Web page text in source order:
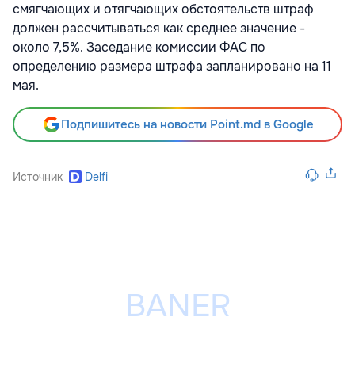
смягчающих и отягчающих обстоятельств штраф
должен рассчитываться как среднее значение -
около 7,5%. Заседание комиссии ФАС по
определению размера штрафа запланировано на 11
мая.
Подпишитесь на новости Point.md в Google
Источник Delfi